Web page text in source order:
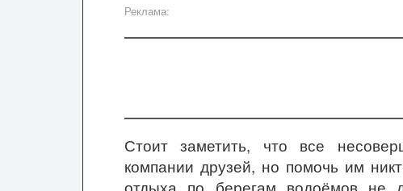
Реклама:
Стоит заметить, что все
компании друзей, но помочь им